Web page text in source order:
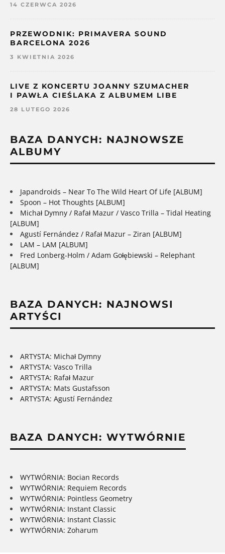
14 CZERWCA 2026
PRZEWODNIK: PRIMAVERA SOUND
BARCELONA 2026
3 KWIETNIA 2026
LIVE Z KONCERTU JOANNY SZUMACHER
I PAWŁA CIEŚLAKA Z ALBUMEM LIBE
28 LUTEGO 2026
BAZA DANYCH: NAJNOWSZE
ALBUMY
Japandroids – Near To The Wild Heart Of Life [ALBUM]
Spoon – Hot Thoughts [ALBUM]
Michał Dymny / Rafał Mazur / Vasco Trilla – Tidal Heating
[ALBUM]
Agustí Fernández / Rafał Mazur – Ziran [ALBUM]
LAM – LAM [ALBUM]
Fred Lonberg-Holm / Adam Gołębiewski – Relephant
[ALBUM]
BAZA DANYCH: NAJNOWSI
ARTYŚCI
ARTYSTA: Michał Dymny
ARTYSTA: Vasco Trilla
ARTYSTA: Rafał Mazur
ARTYSTA: Mats Gustafsson
ARTYSTA: Agustí Fernández
BAZA DANYCH: WYTWÓRNIE
WYTWÓRNIA: Bocian Records
WYTWÓRNIA: Requiem Records
WYTWÓRNIA: Pointless Geometry
WYTWÓRNIA: Instant Classic
WYTWÓRNIA: Instant Classic
WYTWÓRNIA: Zoharum